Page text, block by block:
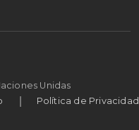
Unidas
Política de Privacidad
|